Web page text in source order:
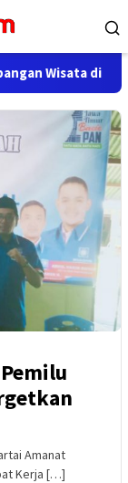
di Nganjuk
Amanat
Kerja […]